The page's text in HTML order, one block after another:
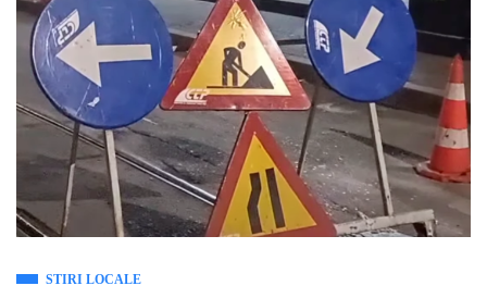
STIRI LOCALE